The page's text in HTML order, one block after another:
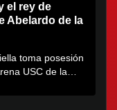
el rey de
Abelardo de la
toma posesión
USC de la